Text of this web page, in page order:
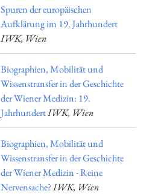
Spuren der europäischen
Aufklärung im 19. Jahrhundert
IWK, Wien
Biographien, Mobilität und
Wissenstransfer in der Geschichte
der Wiener Medizin: 19.
JahrhundertIWK, Wien
Biographien, Mobilität und
Wissenstransfer in der Geschichte
der Wiener Medizin - Reine
Nervensache?IWK, Wien